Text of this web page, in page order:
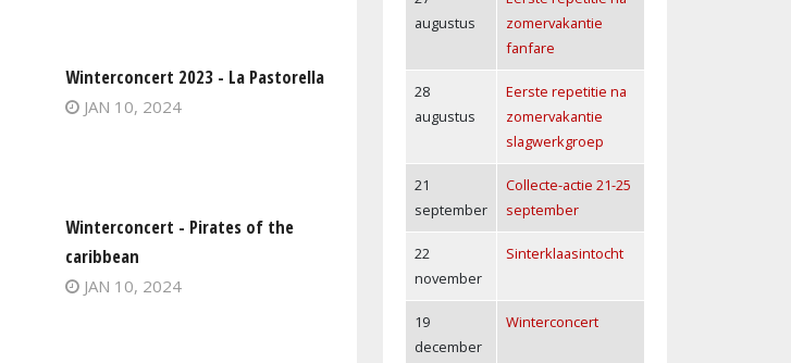
Winterconcert 2023 - La Pastorella
JAN 10, 2024
Winterconcert - Pirates of the
caribbean
JAN 10, 2024
augustus
zomervakantie
fanfare
28
augustus
Eerste repetitie na
zomervakantie
slagwerkgroep
21
september
Collecte-actie 21-25
september
22
november
Sinterklaasintocht
19
december
Winterconcert